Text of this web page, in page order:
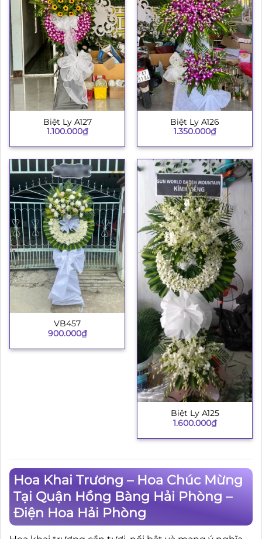
Biệt Ly A127
1.100.000₫
Biệt Ly A126
1.350.000₫
VB457
900.000₫
Biệt Ly A125
1.600.000₫
Hoa Khai Trương – Hoa Chúc Mừng
Tại Quận Hồng Bàng Hải Phòng –
Điện Hoa Hải Phòng